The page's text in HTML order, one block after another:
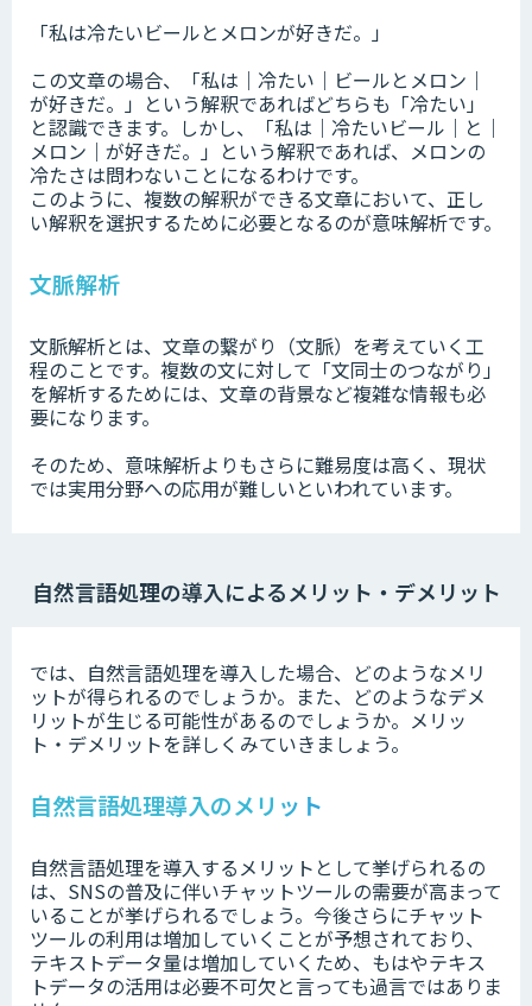
「私は冷たいビールとメロンが好きだ。」
この文章の場合、「私は｜冷たい｜ビールとメロン｜
が好きだ。」という解釈であればどちらも「冷たい」
と認識できます。しかし、「私は｜冷たいビール｜と｜
メロン｜が好きだ。」という解釈であれば、メロンの
冷たさは問わないことになるわけです。
このように、複数の解釈ができる文章において、正し
い解釈を選択するために必要となるのが意味解析です。
文脈解析
文脈解析とは、文章の繋がり（文脈）を考えていく工
程のことです。複数の文に対して「文同士のつながり」
を解析するためには、文章の背景など複雑な情報も必
要になります。
そのため、意味解析よりもさらに難易度は高く、現状
では実用分野への応用が難しいといわれています。
自然言語処理の導入によるメリット・デメリット
では、自然言語処理を導入した場合、どのようなメリ
ットが得られるのでしょうか。また、どのようなデメ
リットが生じる可能性があるのでしょうか。メリッ
ト・デメリットを詳しくみていきましょう。
自然言語処理導入のメリット
自然言語処理を導入するメリットとして挙げられるの
は、SNSの普及に伴いチャットツールの需要が高まって
いることが挙げられるでしょう。今後さらにチャット
ツールの利用は増加していくことが予想されており、
テキストデータ量は増加していくため、もはやテキス
トデータの活用は必要不可欠と言っても過言ではありま